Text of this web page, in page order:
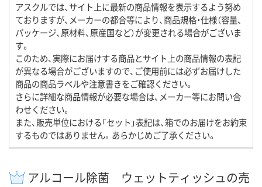
アスクルでは、サイト上に最新の商品情報を表示するよう努め
ておりますが、メーカーの都合等により、商品規格・仕様（容量、
パッケージ、原材料、原産国など）が変更される場合がございま
す。
このため、実際にお届けする商品とサイト上の商品情報の表記
が異なる場合がございますので、ご使用前には必ずお届けした
商品の商品ラベルや注意書きをご確認ください。
さらに詳細な商品情報が必要な場合は、メーカー等にお問い合
わせください。
また、販売単位における「セット」表記は、箱でのお届けをお約束
するものではありません。あらかじめご了承ください。
アルコール除菌 ウェットティッシュの売